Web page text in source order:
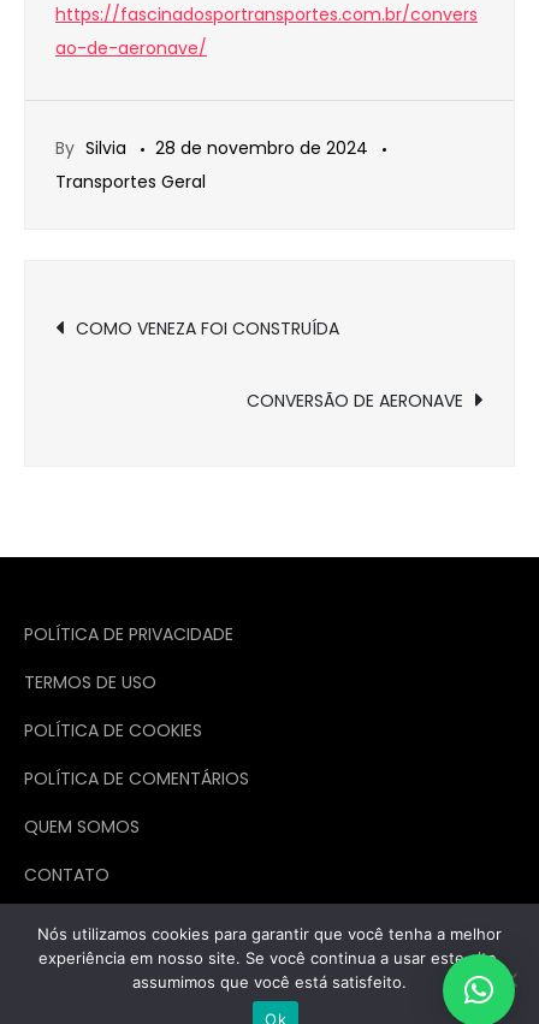
https://fascinadosportransportes.com.br/convers
ao-de-aeronave/
By Silvia
28 de novembro de 2024
Transportes Geral
Navegação
COMO VENEZA FOI CONSTRUÍDA
CONVERSÃO DE AERONAVE
POLÍTICA DE PRIVACIDADE
TERMOS DE USO
POLÍTICA DE COOKIES
POLÍTICA DE COMENTÁRIOS
QUEM SOMOS
CONTATO
Todos os direitos reservados. Theme Marsh Blog by
Nós utilizamos cookies para garantir que você tenha a melhor
experiência em nosso site. Se você continua a usar este site,
assumimos que você está satisfeito.
Ok